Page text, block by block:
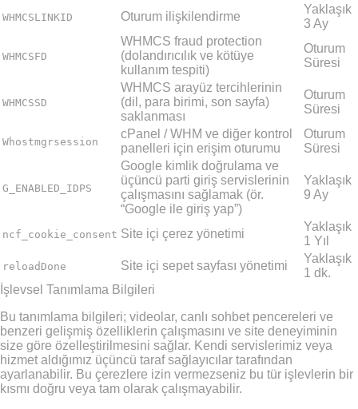
WHMCSLINKID Oturum ilişkilendirme
Yaklaşık
3 Ay
WHMCSFD
WHMCS fraud protection
(dolandırıcılık ve kötüye
kullanım tespiti)
Oturum
Süresi
WHMCSSD
WHMCS arayüz tercihlerinin
(dil, para birimi, son sayfa)
saklanması
Oturum
Süresi
Whostmgrsession
cPanel / WHM ve diğer kontrol
panelleri için erişim oturumu
Oturum
Süresi
G_ENABLED_IDPS
Google kimlik doğrulama ve
üçüncü parti giriş servislerinin
çalışmasını sağlamak (ör.
“Google ile giriş yap”)
Yaklaşık
9 Ay
ncf_cookie_consent Site içi çerez yönetimi
Yaklaşık
1 Yıl
reloadDone Site içi sepet sayfası yönetimi
Yaklaşık
1 dk.
İşlevsel Tanımlama Bilgileri
Bu tanımlama bilgileri; videolar, canlı sohbet pencereleri ve
benzeri gelişmiş özelliklerin çalışmasını ve site deneyiminin
size göre özelleştirilmesini sağlar. Kendi servislerimiz veya
hizmet aldığımız üçüncü taraf sağlayıcılar tarafından
ayarlanabilir. Bu çerezlere izin vermezseniz bu tür işlevlerin bir
kısmı doğru veya tam olarak çalışmayabilir.